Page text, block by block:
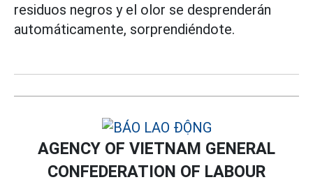
residuos negros y el olor se desprenderán
automáticamente, sorprendiéndote.
AGENCY OF VIETNAM GENERAL
CONFEDERATION OF LABOUR